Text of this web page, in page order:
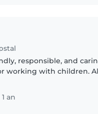
responsible, and
working with children.
an